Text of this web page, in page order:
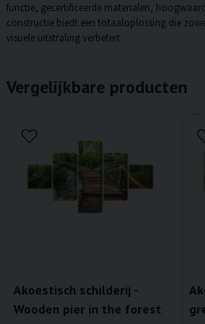
functie, gecertificeerde materialen,
constructie biedt een totaaloplossing die
visuele uitstraling verbetert.
Vergelijkbare producten
Akoestisch schilderij -
Wooden pier in the forest